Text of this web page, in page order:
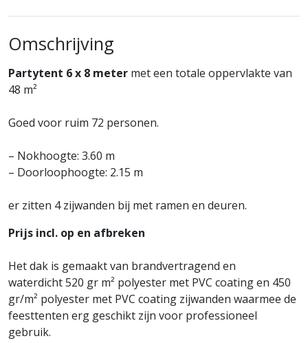
Omschrijving
Partytent 6 x 8 meter met een totale oppervlakte van
48 m²
Goed voor ruim 72 personen.
– Nokhoogte: 3.60 m
– Doorloophoogte: 2.15 m
er zitten 4 zijwanden bij met ramen en deuren.
Prijs incl. op en afbreken
Het dak is gemaakt van brandvertragend en
waterdicht 520 gr m² polyester met PVC coating en 450
gr/m² polyester met PVC coating zijwanden waarmee de
feesttenten erg geschikt zijn voor professioneel
gebruik.